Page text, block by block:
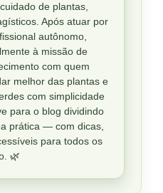
de plantas,
Após atuar por
autônomo,
à missão de
com quem
melhor das plantas e
com simplicidade
para o blog dividindo
prática — com dicas,
para todos os
🌿